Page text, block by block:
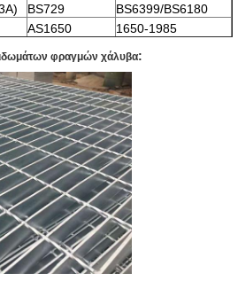
BS729
BS6399/BS6180
AS1650 1650-1985
φραγμών χάλυβα: